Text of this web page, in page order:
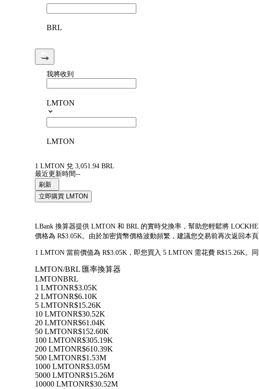
BRL
我將收到
LMTON
LMTON
1 LMTON 兌 3,051.94 BRL
最近更新時間--
刷新
立即購買 LMTON
LBank 換算器提供 LMTON 和 BRL 的實時兌換率，幫助您輕鬆將
價格為 R$3.05K。由於加密貨幣價格波動頻繁，建議您交易前再次返回本頁
1 LMTON 當前價值為 R$3.05K，即您買入 5 LMTON 需花費 R$15.26K。
LMTON/BRL 匯率換算器
LMTONBRL
1 LMTONR$3.05K
2 LMTONR$6.10K
5 LMTONR$15.26K
10 LMTONR$30.52K
20 LMTONR$61.04K
50 LMTONR$152.60K
100 LMTONR$305.19K
200 LMTONR$610.39K
500 LMTONR$1.53M
1000 LMTONR$3.05M
5000 LMTONR$15.26M
10000 LMTONR$30.52M